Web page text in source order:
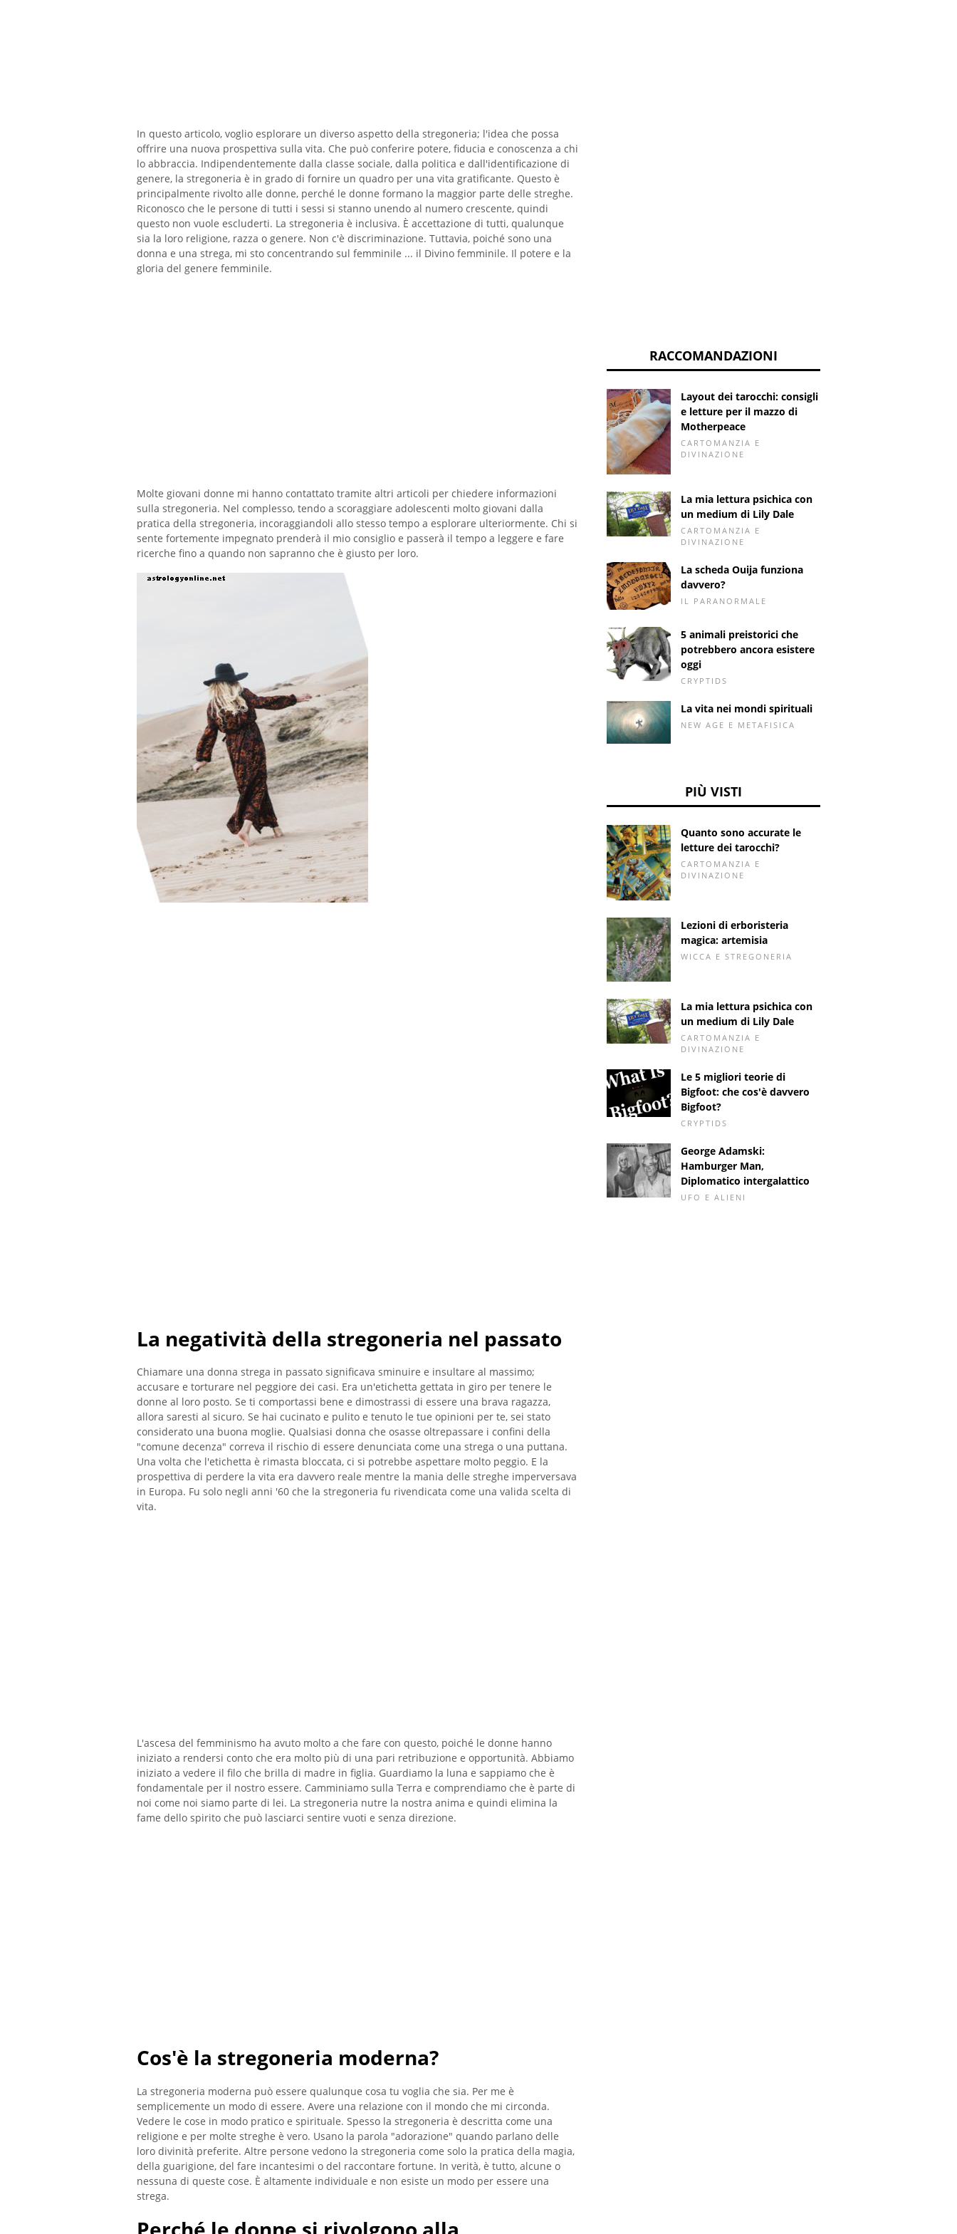
In questo articolo, voglio esplorare un diverso aspetto della stregoneria; l'idea che possa
offrire una nuova prospettiva sulla vita. Che può conferire potere, fiducia e conoscenza a chi
lo abbraccia. Indipendentemente dalla classe sociale, dalla politica e dall'identificazione di
genere, la stregoneria è in grado di fornire un quadro per una vita gratificante. Questo è
principalmente rivolto alle donne, perché le donne formano la maggior parte delle streghe.
Riconosco che le persone di tutti i sessi si stanno unendo al numero crescente, quindi
questo non vuole escluderti. La stregoneria è inclusiva. È accettazione di tutti, qualunque
sia la loro religione, razza o genere. Non c'è discriminazione. Tuttavia, poiché sono una
donna e una strega, mi sto concentrando sul femminile ... il Divino femminile. Il potere e la
gloria del genere femminile.
Molte giovani donne mi hanno contattato tramite altri articoli per chiedere informazioni
sulla stregoneria. Nel complesso, tendo a scoraggiare adolescenti molto giovani dalla
pratica della stregoneria, incoraggiandoli allo stesso tempo a esplorare ulteriormente. Chi si
sente fortemente impegnato prenderà il mio consiglio e passerà il tempo a leggere e fare
ricerche fino a quando non sapranno che è giusto per loro.
La negatività della stregoneria nel passato
Chiamare una donna strega in passato significava sminuire e insultare al massimo;
accusare e torturare nel peggiore dei casi. Era un'etichetta gettata in giro per tenere le
donne al loro posto. Se ti comportassi bene e dimostrassi di essere una brava ragazza,
allora saresti al sicuro. Se hai cucinato e pulito e tenuto le tue opinioni per te, sei stato
considerato una buona moglie. Qualsiasi donna che osasse oltrepassare i confini della
"comune decenza" correva il rischio di essere denunciata come una strega o una puttana.
Una volta che l'etichetta è rimasta bloccata, ci si potrebbe aspettare molto peggio. E la
prospettiva di perdere la vita era davvero reale mentre la mania delle streghe imperversava
in Europa. Fu solo negli anni '60 che la stregoneria fu rivendicata come una valida scelta di
vita.
L'ascesa del femminismo ha avuto molto a che fare con questo, poiché le donne hanno
iniziato a rendersi conto che era molto più di una pari retribuzione e opportunità. Abbiamo
iniziato a vedere il filo che brilla di madre in figlia. Guardiamo la luna e sappiamo che è
fondamentale per il nostro essere. Camminiamo sulla Terra e comprendiamo che è parte di
noi come noi siamo parte di lei. La stregoneria nutre la nostra anima e quindi elimina la
fame dello spirito che può lasciarci sentire vuoti e senza direzione.
Cos'è la stregoneria moderna?
La stregoneria moderna può essere qualunque cosa tu voglia che sia. Per me è
semplicemente un modo di essere. Avere una relazione con il mondo che mi circonda.
Vedere le cose in modo pratico e spirituale. Spesso la stregoneria è descritta come una
religione e per molte streghe è vero. Usano la parola "adorazione" quando parlano delle
loro divinità preferite. Altre persone vedono la stregoneria come solo la pratica della magia,
della guarigione, del fare incantesimi o del raccontare fortune. In verità, è tutto, alcune o
nessuna di queste cose. È altamente individuale e non esiste un modo per essere una
strega.
RACCOMANDAZIONI
Layout dei tarocchi: consigli
e letture per il mazzo di
Motherpeace
CARTOMANZIA E
DIVINAZIONE
La mia lettura psichica con
un medium di Lily Dale
CARTOMANZIA E
DIVINAZIONE
La scheda Ouija funziona
davvero?
IL PARANORMALE
5 animali preistorici che
potrebbero ancora esistere
oggi
CRYPTIDS
La vita nei mondi spirituali
NEW AGE E METAFISICA
PIÙ VISTI
Quanto sono accurate le
letture dei tarocchi?
CARTOMANZIA E
DIVINAZIONE
Lezioni di erboristeria
magica: artemisia
WICCA E STREGONERIA
La mia lettura psichica con
un medium di Lily Dale
CARTOMANZIA E
DIVINAZIONE
Le 5 migliori teorie di
Bigfoot: che cos'è davvero
Bigfoot?
CRYPTIDS
George Adamski:
Hamburger Man,
Diplomatico intergalattico
UFO E ALIENI